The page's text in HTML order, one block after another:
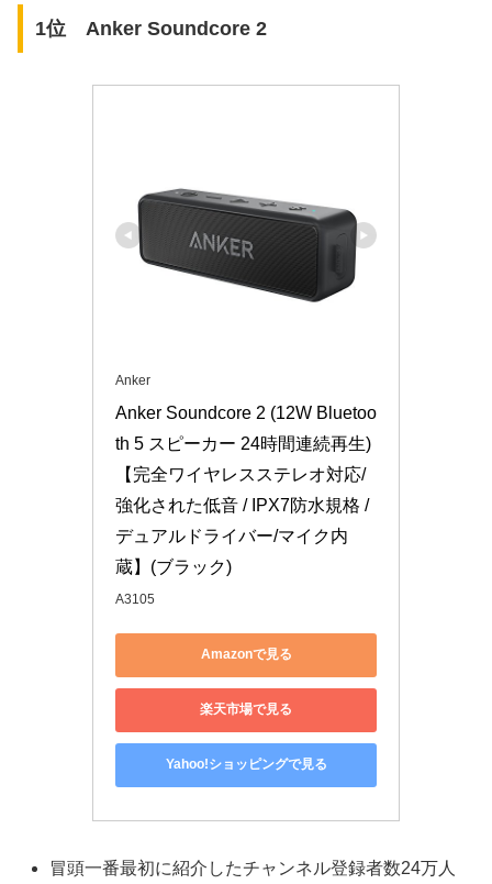
1位 Anker Soundcore 2
Anker
Anker Soundcore 2 (12W Bluetoo
th 5 スピーカー 24時間連続再生)
【完全ワイヤレスステレオ対応/
強化された低音 / IPX7防水規格 /
デュアルドライバー/マイク内
蔵】(ブラック)
A3105
Amazonで見る
楽天市場で見る
Yahoo!ショッピングで見る
冒頭一番最初に紹介したチャンネル登録者数24万人